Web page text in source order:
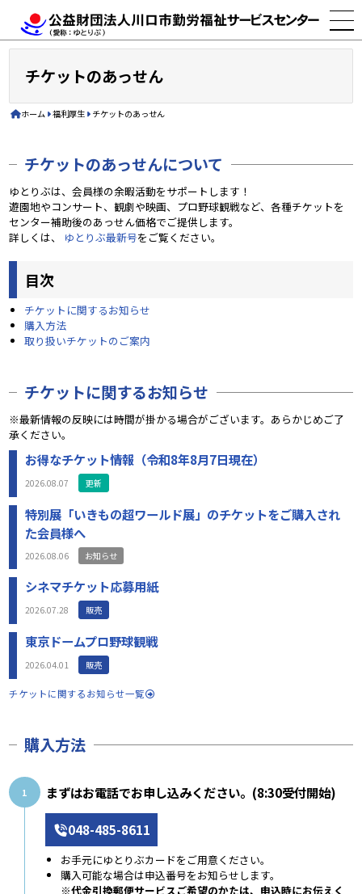
チケットのあっせん
ホーム 福利厚生 チケットのあっせん
チケットのあっせんについて
ゆとりぶは、会員様の余暇活動をサポートします！
遊園地やコンサート、観劇や映画、プロ野球観戦など、各種チケットを
センター補助後のあっせん価格でご提供します。
詳しくは、 ゆとりぶ最新号をご覧ください。
目次
チケットに関するお知らせ
購入方法
取り扱いチケットのご案内
チケットに関するお知らせ
※最新情報の反映には時間が掛かる場合がございます。あらかじめご了
承ください。
お得なチケット情報（令和8年8月7日現在）
2026.08.07 更新
特別展「いきもの超ワールド展」のチケットをご購入され
た会員様へ
2026.08.06 お知らせ
シネマチケット応募用紙
2026.07.28 販売
東京ドームプロ野球観戦
2026.04.01 販売
チケットに関するお知らせ一覧
購入方法
1 まずはお電話でお申し込みください。(8:30受付開始)
048-485-8611
お手元にゆとりぶカードをご用意ください。
購入可能な場合は申込番号をお知らせします。
※代金引換郵便サービスご希望のかたは、申込時にお伝えく